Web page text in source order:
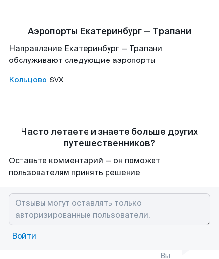
Аэропорты Екатеринбург — Трапани
Направление Екатеринбург — Трапани
обслуживают следующие аэропорты
Кольцово SVX
Часто летаете и знаете больше других
путешественников?
Оставьте комментарий — он поможет
пользователям принять решение
Войти
Вы